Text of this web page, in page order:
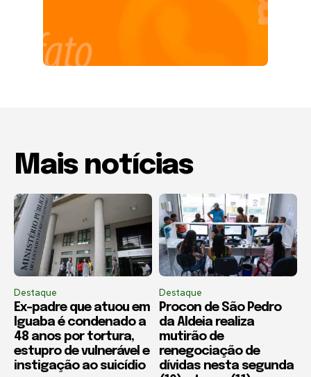
Mais notícias
Destaque
Ex-padre que atuou em
Iguaba é condenado a
48 anos por tortura,
estupro de vulnerável e
instigação ao suicídio
Destaque
Procon de São Pedro
da Aldeia realiza
mutirão de
renegociação de
dívidas nesta segunda